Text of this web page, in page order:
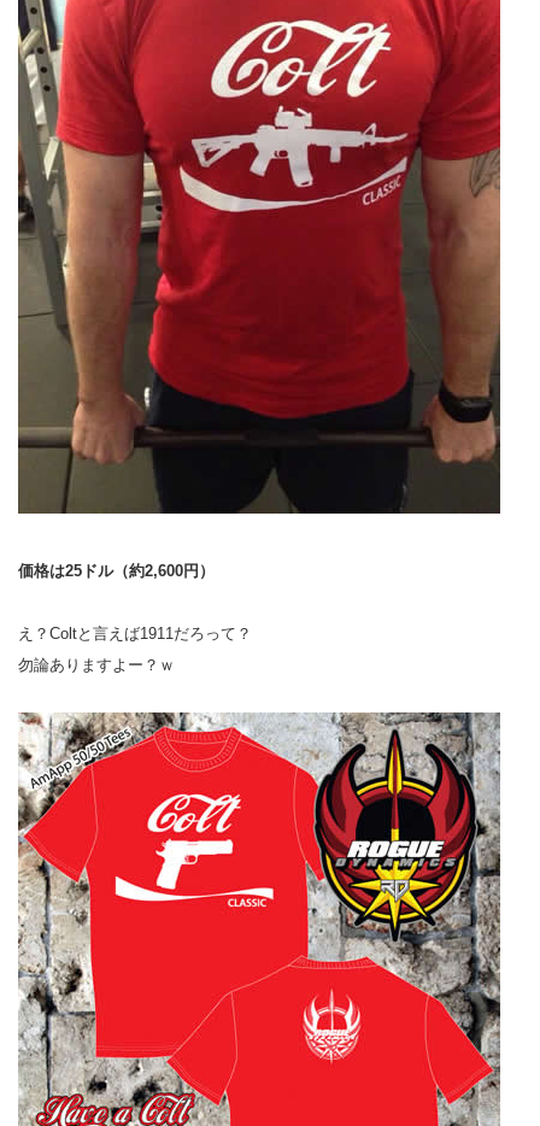
価格は25ドル（約2,600円）
え？Coltと言えば1911だろって？
勿論ありますよー？ｗ